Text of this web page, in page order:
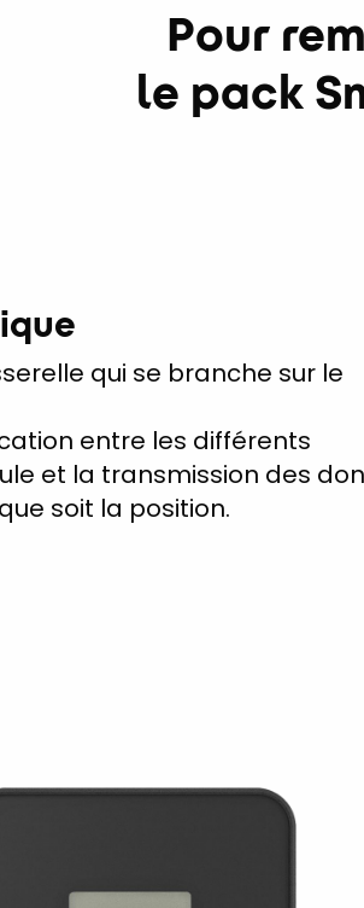
Pour
le pack
qui se branche sur le
entre les différents
et la transmission des
soit la position.